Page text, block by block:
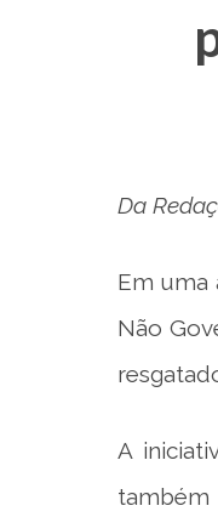
Da
Em uma
Não
A
também